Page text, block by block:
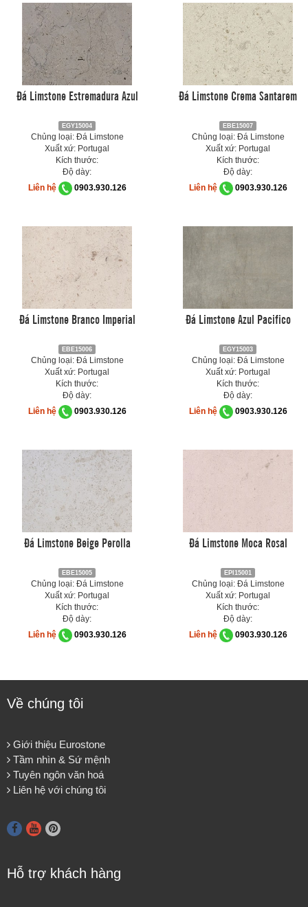
Đá Limstone Estremadura Azul
EGY15004
Chủng loại: Đá Limstone
Xuất xứ: Portugal
Kích thước:
Độ dày:
Liên hệ
0903.930.126
Đá Limstone Crema Santarem
EBE15007
Chủng loại: Đá Limstone
Xuất xứ: Portugal
Kích thước:
Độ dày:
Liên hệ
0903.930.126
Đá Limstone Branco Imperial
EBE15006
Chủng loại: Đá Limstone
Xuất xứ: Portugal
Kích thước:
Độ dày:
Liên hệ
0903.930.126
Đá Limstone Azul Pacifico
EGY15003
Chủng loại: Đá Limstone
Xuất xứ: Portugal
Kích thước:
Độ dày:
Liên hệ
0903.930.126
Đá Limstone Beige Perolla
EBE15005
Chủng loại: Đá Limstone
Xuất xứ: Portugal
Kích thước:
Độ dày:
Liên hệ
0903.930.126
Đá Limstone Moca Rosal
EPI15001
Chủng loại: Đá Limstone
Xuất xứ: Portugal
Kích thước:
Độ dày:
Liên hệ
0903.930.126
Về chúng tôi
Giới thiệu Eurostone
Tầm nhìn & Sứ mệnh
Tuyên ngôn văn hoá
Liên hệ với chúng tôi
Hỗ trợ khách hàng